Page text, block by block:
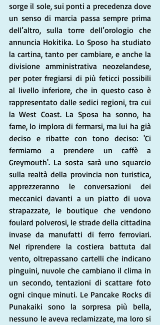
sorge il sole, sui ponti a precedenza dove
un senso di marcia passa sempre prima
dell’altro, sulla torre dell’orologio che
annuncia Hokitika. Lo Sposo ha studiato
la cartina, tanto per cambiare, e anche la
divisione amministrativa neozelandese,
per poter fregiarsi di più feticci possibili
al livello inferiore, che in questo caso è
rappresentato dalle sedici regioni, tra cui
la West Coast. La Sposa ha sonno, ha
fame, lo implora di fermarsi, ma lui ha già
deciso e ribatte con tono deciso: 'Ci
fermiamo a prendere un caffè a
Greymouth'. La sosta sarà uno squarcio
sulla realtà della provincia non turistica,
apprezzeranno le conversazioni dei
meccanici davanti a un piatto di uova
strapazzate, le boutique che vendono
foulard polverosi, le strade della cittadina
invase da manufatti di ferro ferroviari.
Nel riprendere la costiera battuta dal
vento, oltrepassano cartelli che indicano
pinguini, nuvole che cambiano il clima in
un secondo, tentazioni di scattare foto
ogni cinque minuti. Le Pancake Rocks di
Punakaiki sono la sorpresa più bella,
nessuno le aveva reclamizzate, ma loro si